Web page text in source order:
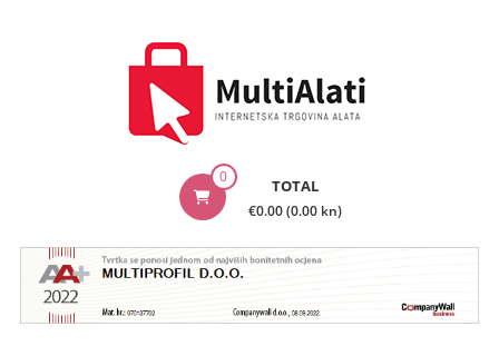
Internetska
trgovina
alata
0 TOTAL
€0.00 (0.00 kn)